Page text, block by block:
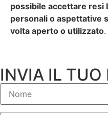
possibile accettare resi
personali o aspettative
volta aperto o utilizzato.
INVIA IL TUO